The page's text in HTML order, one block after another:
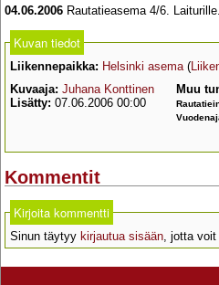
04.06.2006 Rautatieasema 4/6. Laiturille.
Kuvan tiedot
Liikennepaikka: Helsinki asema(
Kuvaaja: Juhana Konttinen
Lisätty: 07.06.2006 00:00
Muu
Kommentit
Kirjoita kommentti
Sinun täytyy kirjautua sisään, jotta voit